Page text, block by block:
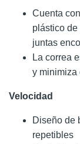
Cuenta
plástico
juntas
La correa
y minimiza
Velocidad
Diseño de
repetibles